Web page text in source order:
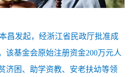
昌发起，经浙江省民政厅批准成
该基金会原始注册资金200万元人
济困、助学资教、安老扶幼等领